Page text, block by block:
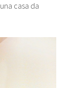
casa da